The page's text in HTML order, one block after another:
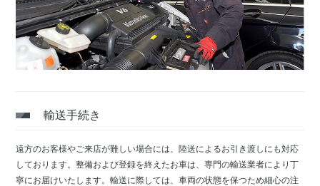
輸送手続き
遠方のお客様やご来店が難しい場合には、陸送によるお引き渡しにも対応
しております。整備および登録を終えたお車は、専門の輸送業者により丁
寧にお届けいたします。輸送に際しては、車両の状態を保つため細心の注